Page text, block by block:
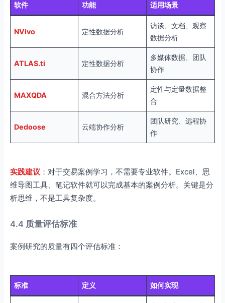
软件 功能 适用场景
NVivo 定性数据分析
访谈、文档、观察
数据分析
ATLAS.ti 定性数据分析
多媒体数据、团队
协作
MAXQDA 混合方法分析
定性与定量数据整
合
Dedoose 云端协作分析
团队研究、远程协
作
实践建议 ：对于交易案例学习，不需要专业软件。Excel、思
维导图工具、笔记软件就可以完成基本的案例分析。关键是分
析思维，不是工具复杂度。
4.4 质量评估标准
案例研究的质量有四个评估标准：
标准 定义 如何实现